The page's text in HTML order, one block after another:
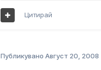
Цитирай
Публикувано Август 20, 2008